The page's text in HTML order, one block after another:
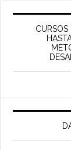
Barra
lateral
CURSOS